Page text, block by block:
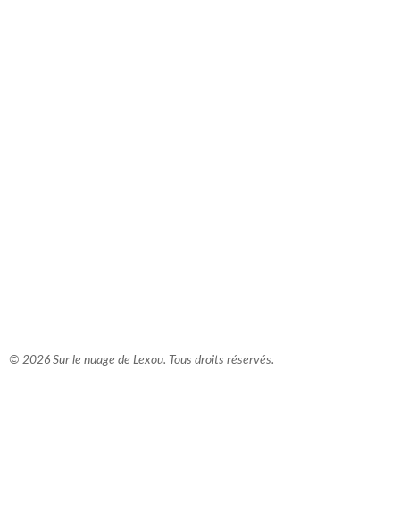
© 2026 Sur le nuage de Lexou. Tous droits réservés.